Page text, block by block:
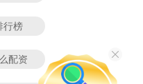
行榜
配资